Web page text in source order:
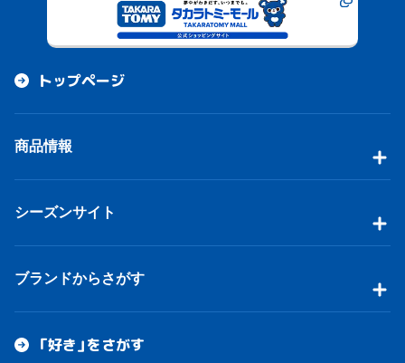
トップページ
商品情報
シーズンサイト
ブランドからさがす
「好き」をさがす